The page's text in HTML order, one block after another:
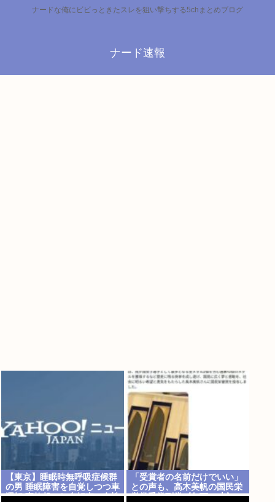
ナードな俺にビビっときたスレを狙い撃ちする5chまとめブログ
ナード速報
【東京】睡眠時無呼吸症候群
の男 睡眠障害を自覚しつつ車
運転 事故起こし自転車の女性
「受賞者の名前だけでいい」
との声も、高木美帆の国民栄
誉賞受賞副賞《包丁10本》